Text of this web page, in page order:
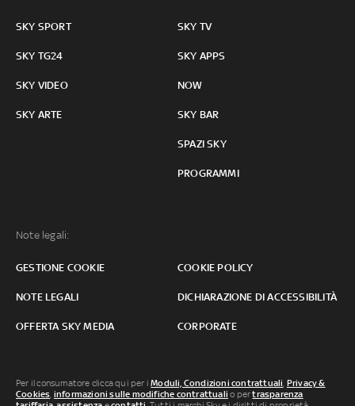
SKY SPORT
SKY TG24
SKY VIDEO
SKY ARTE
SKY TV
SKY APPS
NOW
SKY BAR
SPAZI SKY
PROGRAMMI
Note legali:
GESTIONE COOKIE COOKIE POLICY
NOTE LEGALI DICHIARAZIONE DI ACCESSIBILITÀ
OFFERTA SKY MEDIA CORPORATE
Per il consumatore clicca qui per iModuli, Condizioni contrattuali, Privacy &
Cookies, informazioni sulle modifiche contrattuali o pertrasparenza